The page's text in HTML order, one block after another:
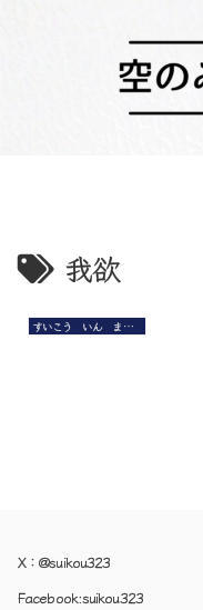
我欲
すいこう いん まい まいんど
X：@suikou323
Facebook:suikou323